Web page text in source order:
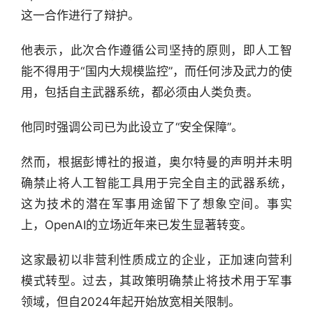
这一合作进行了辩护。
他表示，此次合作遵循公司坚持的原则，即人工智
能不得用于“国内大规模监控”，而任何涉及武力的使
用，包括自主武器系统，都必须由人类负责。
他同时强调公司已为此设立了“安全保障”。
然而，根据彭博社的报道，奥尔特曼的声明并未明
确禁止将人工智能工具用于完全自主的武器系统，
这为技术的潜在军事用途留下了想象空间。事实
上，OpenAI的立场近年来已发生显著转变。
这家最初以非营利性质成立的企业，正加速向营利
模式转型。过去，其政策明确禁止将技术用于军事
领域，但自2024年起开始放宽相关限制。